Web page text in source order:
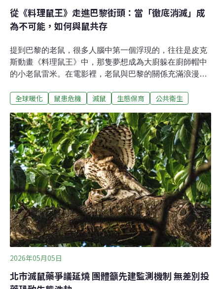
從《料理鼠王》走進巴黎街頭：當「徹底消滅」成
為不可能，如何與鼠共存
提到巴黎的老鼠，很多人腦中第一個浮現的，往往是皮克
斯動畫《料理鼠王》中，那隻夢想成為大廚躲在廚師帽中
的小老鼠雷米。在電影裡，老鼠與巴黎的關係充滿浪漫與
的城市治理挑戰。不管是搭乘地鐵，在公園野餐，或是塞
動，有時還能看見一整個家族。對許多巴黎人來說，這樣
的畫面早已不是罕見現象，甚至逐漸被視為「習以為常」
的存在。根據多方估計，現今巴黎的老鼠數量可能高達約
400萬至600萬隻，巴黎市區人口約210萬，大都會區約
1200萬，有人開玩笑說：「巴黎一人可以養兩隻老鼠」。
全球暖化 鼠患危機 滅鼠 生態保育 公共衛生
2026年05月05日
北市滅鼠藥爭議延燒 團體籲先建監測機制 無差別投